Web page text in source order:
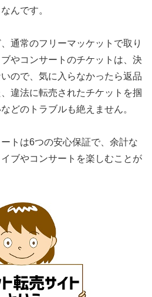
んです。
通常のフリーマッケットで取り
やコンサートのチケットは、決
ので、気に入らなかったら返品
違法に転売されたチケットを掴
どのトラブルも絶えません。
トは6つの安心保証で、余計な
ブやコンサートを楽しむことが